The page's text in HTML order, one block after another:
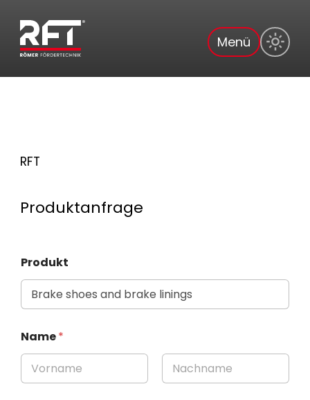
Menü
RFT
Produktanfrage
Produkt
Name*
Vorname Nachname